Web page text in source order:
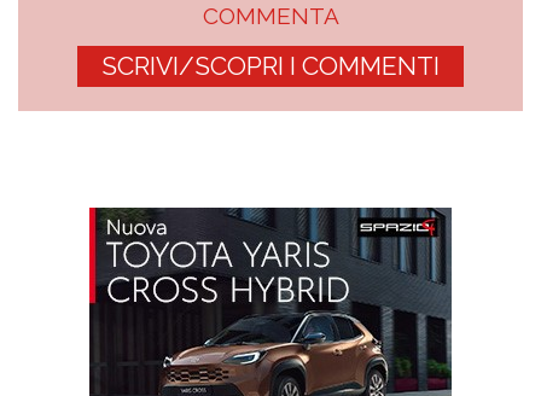
COMMENTA
SCRIVI/SCOPRI I COMMENTI